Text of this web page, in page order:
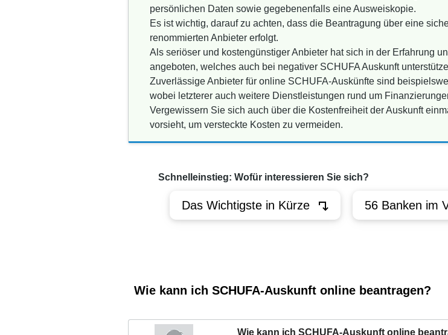
persönlichen Daten sowie gegebenenfalls eine Ausweiskopie.
Es ist wichtig, darauf zu achten, dass die Beantragung über eine
renommierten Anbieter erfolgt.
Als seriöser und kostengünstiger Anbieter hat sich in der Erfahrung
angeboten, welches auch bei negativer SCHUFA Auskunft
Zuverlässige Anbieter für online SCHUFA-Auskünfte sind
wobei letzterer auch weitere Dienstleistungen rund um
Vergewissern Sie sich auch über die Kostenfreiheit der Auskunft
vorsieht, um versteckte Kosten zu vermeiden.
Schnelleinstieg: Wofür interessieren Sie sich?
Das Wichtigste in Kürze 56 Banken im
Wie kann ich SCHUFA-Auskunft online beantragen?
Wie kann ich SCHUFA-Auskunft online